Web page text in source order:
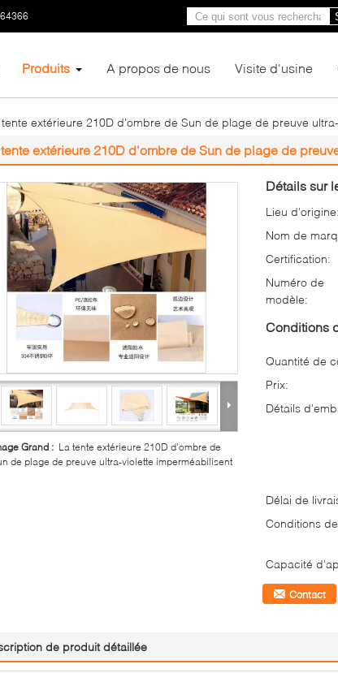
Produits A propos de nous Visite d'usine
tente extérieure 210D d'ombre de Sun de plage de preuve
extérieure 210D d'ombre de Sun de plage de
Grand : La tente extérieure 210D d'ombre de
de plage de preuve ultra-violette imperméabilisent
Détails sur
Lieu d'origine:
Nom de
Certification:
Numéro de
modèle:
Conditions
Quantité de
Prix:
Détails
Délai de
Conditions
Capacité
Contact
de produit détaillée